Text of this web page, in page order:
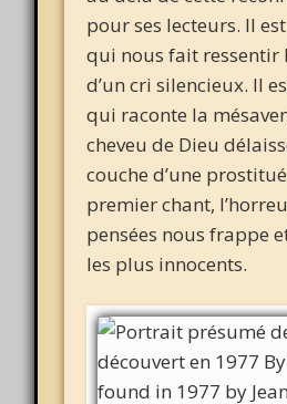
pour ses lecteurs. Il
qui nous fait ressentir
d’un cri silencieux. Il
qui raconte la
cheveu de Dieu
couche d’une
premier chant,
pensées nous frappe
les plus innocents.